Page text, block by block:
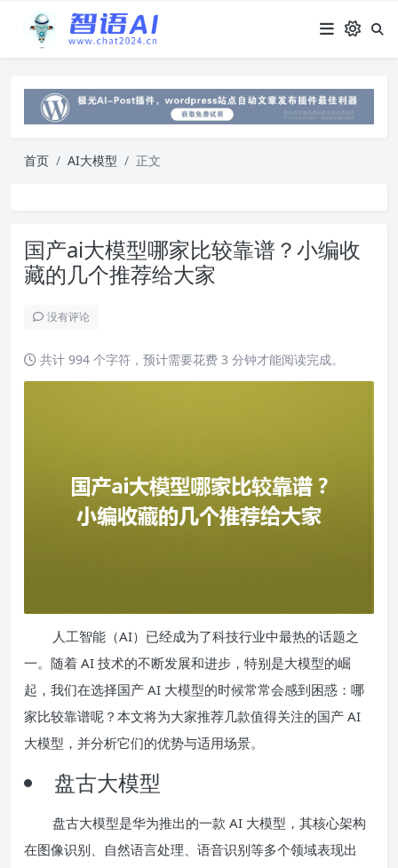
首页 AI大模型 正文
国产ai大模型哪家比较靠谱？小编收
藏的几个推荐给大家
没有评论
共计 994 个字符，预计需要花费 3 分钟才能阅读完成。
人工智能（AI）已经成为了科技行业中最热的话题之
一。随着 AI 技术的不断发展和进步，特别是大模型的崛
起，我们在选择国产 AI 大模型的时候常常会感到困惑：哪
家比较靠谱呢？本文将为大家推荐几款值得关注的国产 AI
大模型，并分析它们的优势与适用场景。
盘古大模型
盘古大模型是华为推出的一款 AI 大模型，其核心架构
在图像识别、自然语言处理、语音识别等多个领域表现出